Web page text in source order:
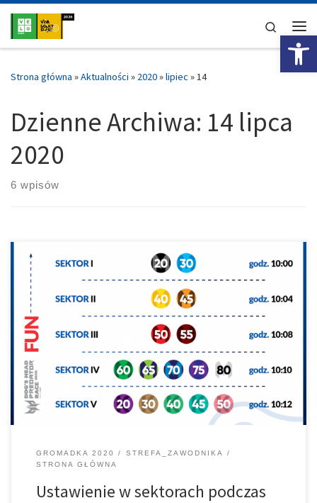
Przejdź do treści
Search
Strona główna »Aktualności » 2020»lipiec »14
Dzienne Archiwa: 14 lipca
2020
6 wpisów
Ustawienie w sektorach na niedzielny wyścig dla dystansu FUN. A
dystans PRO w Gromadce w sektorach ustawia się tak
#PKOUbezpieczenia | PKO Leasing S.A. | PKO Bank
Polski | #MojDom24 | Szosowy
Klasyk | #FairPlay | #MojeZycie24 |#predator | Acer | Dog’s Head
Predator Race
GROMADKA 2020
STREFA_ZAWODNIKA
STRONA GŁÓWNA
Ustawienie w sektorach podczas